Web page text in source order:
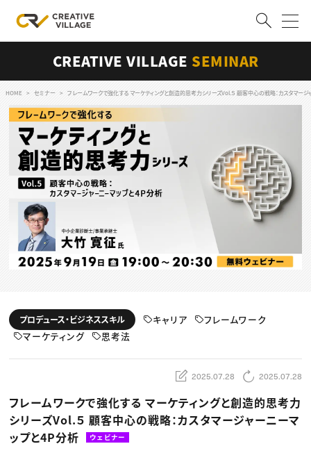
ログイン 会員登録
RECRUIT
クリエイター求人を探す
CREATIVE JOB求人検索
特集求人
採用説明会
転職支援サービス
CONTENTS
スキルアップしたい！
動画配信・映像制作
編集・ライティング
マーケティング
業界解説・キャリア事情
TOP Creator’s コラム トップ
Webクリエイター
アプリクリエイター
映像クリエイター
C＆R Magazine
セミナー
ニュース・トレンド
Web
映像
ゲーム・エンタメ
広告
出版
CREATIVE VILLAGE SEMINAR
HOME セミナー フレームワークで強化する マーケティングと創造的思考力シリーズVol.５ 顧客中心の戦略：カスタマージ
プロデュース・ビジネススキル キャリア
フレームワーク
マーケティング
思考法
2025.07.28 2025.07.28
フレームワークで強化する マーケティングと創造的思考力
シリーズVol.５ 顧客中心の戦略：カスタマージャーニーマ
ップと4P分析
ウェビナー